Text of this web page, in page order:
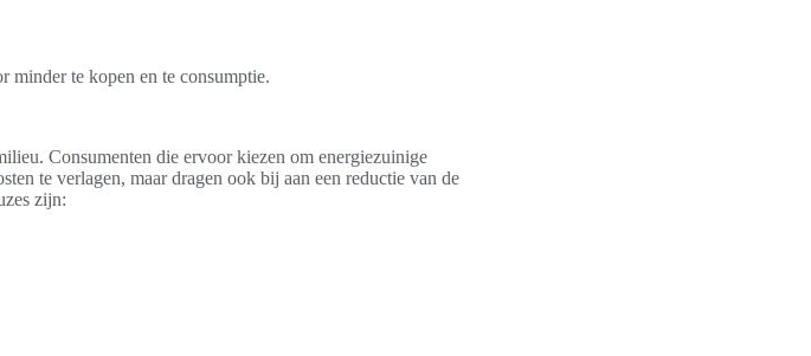
minder te kopen en te consumptie.
Consumenten die ervoor kiezen om energiezuinige
te verlagen, maar dragen ook bij aan een reductie van de
zijn: